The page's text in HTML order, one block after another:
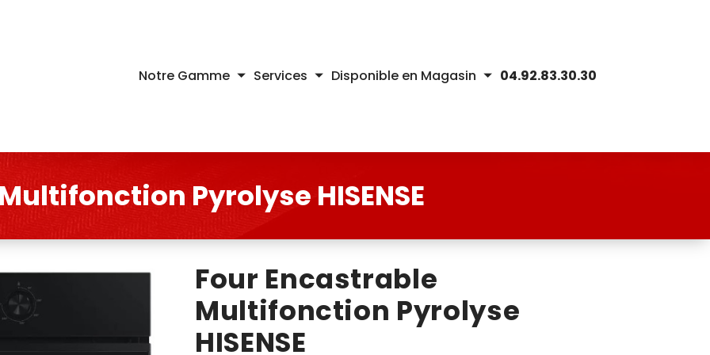
Notre Gamme Services Disponible en Magasin 04.92.83.30.30
Pyrolyse HISENSE
Four Encastrable
Multifonction Pyrolyse
HISENSE